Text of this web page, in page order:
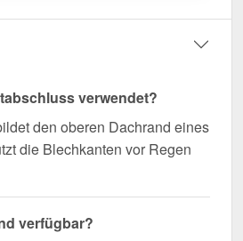
verwendet?
den oberen Dachrand eines
die Blechkanten vor Regen
verfügbar?